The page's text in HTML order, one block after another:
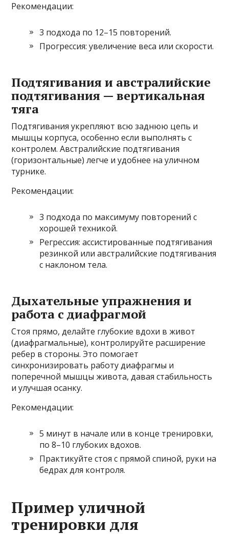
Рекомендации:
3 подхода по 12–15 повторений.
Прогрессия: увеличение веса или скорости.
Подтягивания и австралийские
подтягивания — вертикальная
тяга
Подтягивания укрепляют всю заднюю цепь и
мышцы корпуса, особенно если выполнять с
контролем. Австралийские подтягивания
(горизонтальные) легче и удобнее на уличном
турнике.
Рекомендации:
3 подхода по максимуму повторений с
хорошей техникой.
Регрессия: ассистированные подтягивания
резинкой или австралийские подтягивания
с наклоном тела.
Дыхательные упражнения и
работа с диафрагмой
Стоя прямо, делайте глубокие вдохи в живот
(диафрагмальные), контролируйте расширение
ребер в стороны. Это помогает
синхронизировать работу диафрагмы и
поперечной мышцы живота, давая стабильность
и улучшая осанку.
Рекомендации:
5 минут в начале или в конце тренировки,
по 8–10 глубоких вдохов.
Практикуйте стоя с прямой спиной, руки на
бедрах для контроля.
Пример уличной
тренировки для